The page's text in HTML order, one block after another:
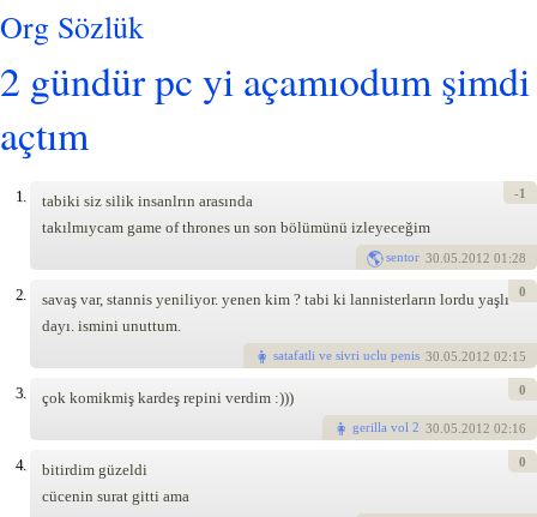
Org Sözlük
2 gündür pc yi açamıodum şimdi
açtım
1.
tabiki siz silik insanlrın arasında
takılmıycam game of thrones un son bölümünü izleyeceğim
sentor 30.05.2012 01:28
-1
2.
savaş var, stannis yeniliyor. yenen kim ? tabi ki lannisterların lordu yaşlı
dayı. ismini unuttum.
satafatli ve sivri uclu penis 30.05.2012 02:15
0
3. çok komikmiş kardeş repini verdim :)))
gerilla vol 2 30.05.2012 02:16
0
4.
bitirdim güzeldi
cücenin surat gitti ama
0